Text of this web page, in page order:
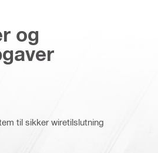
og
til sikker wiretilslutning